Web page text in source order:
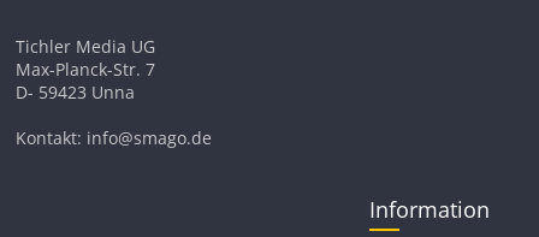
Tichler Media UG
Max-Planck-Str. 7
D- 59423 Unna
Kontakt: info@smago.de
Information